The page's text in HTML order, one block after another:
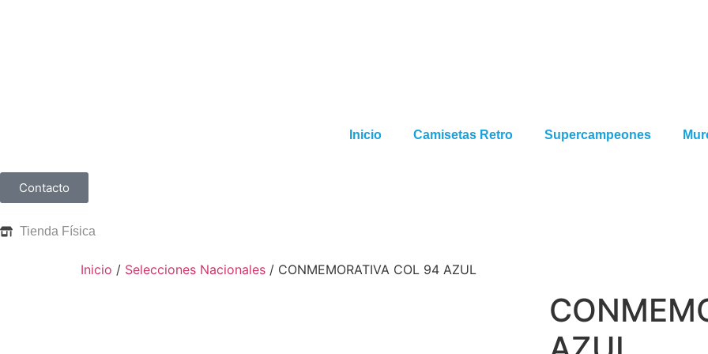
Inicio Camisetas Retro Supercampeones
Contacto
Tienda Física
Inicio / Selecciones Nacionales / CONMEMORATIVA COL 94 AZUL